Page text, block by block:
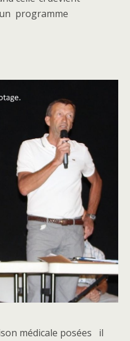
programme
médicale posées il